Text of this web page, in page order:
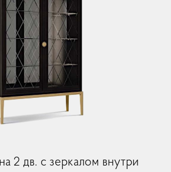
2 дв. с зеркалом внутри